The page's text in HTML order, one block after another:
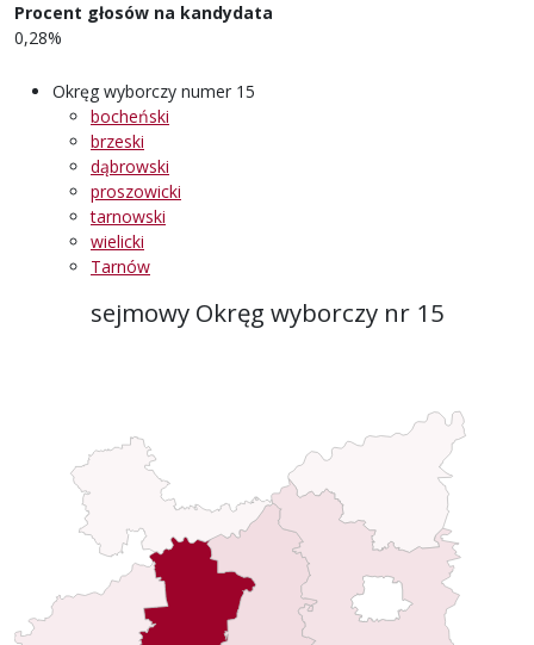
Procent głosów na kandydata
0,28%
Okręg wyborczy numer 15
bocheński
brzeski
dąbrowski
proszowicki
tarnowski
wielicki
Tarnów
sejmowy Okręg wyborczy nr 15